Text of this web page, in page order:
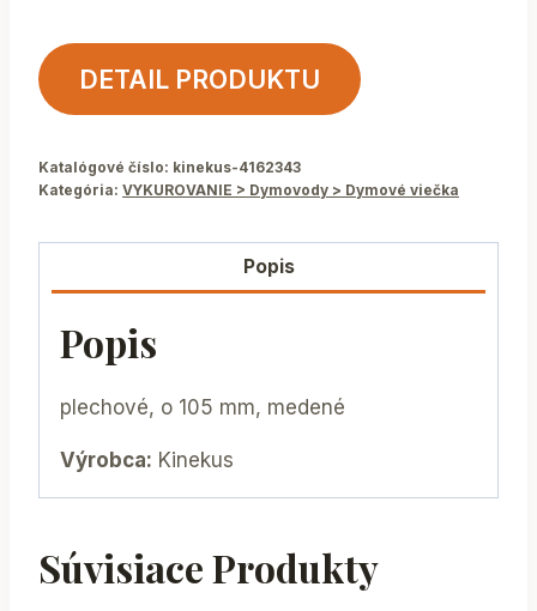
DETAIL PRODUKTU
Katalógové číslo: kinekus-4162343
Kategória: VYKUROVANIE > Dymovody > Dymové viečka
Popis
Popis
plechové, o 105 mm, medené
Výrobca: Kinekus
Súvisiace Produkty